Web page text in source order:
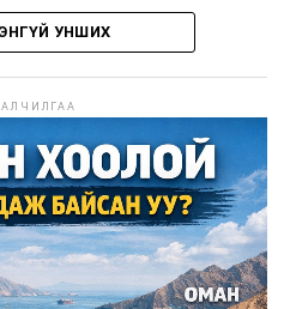
түймрийн нэг голомтыг
эрүүгийн хэрэг үүсгэн
бусад хоёр түймрийн
тогтоож байгаа бөгөөд
үзэж байгаа аж.
90 гаруй томоохон ой,
үргэлжилж байгаагийн
УНШИХ